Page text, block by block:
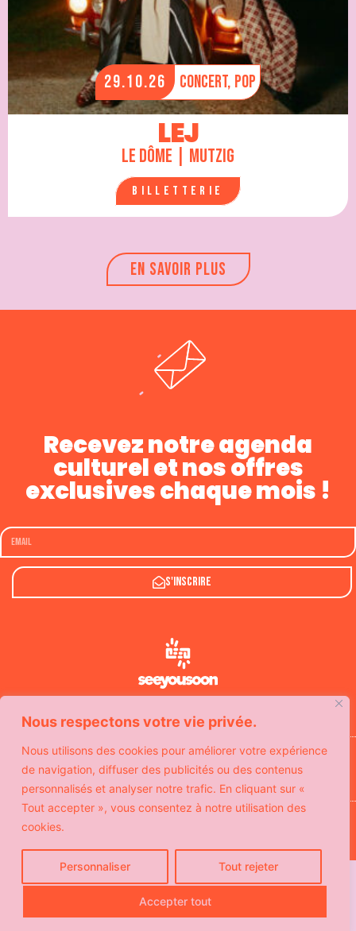
Nous respectons votre vie privée.
Nous utilisons des cookies pour améliorer votre expérience
de navigation, diffuser des publicités ou des contenus
personnalisés et analyser notre trafic. En cliquant sur «
Tout accepter », vous consentez à notre utilisation des
cookies.
Personnaliser Tout rejeter
Accepter tout
29.10.26 Concert, Pop
LEJ
Le Dôme | Mutzig
Billetterie
EN SAVOIR PLUS
Recevez notre agenda
culturel et nos offres
exclusives chaque mois !
S'inscrire
Avec le soutien de
© Copyright SeeYouSoon
Contact